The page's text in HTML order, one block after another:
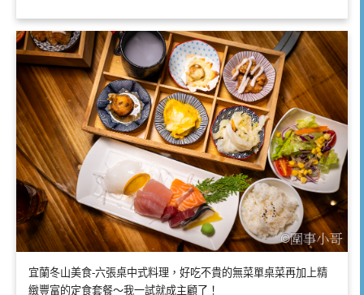
宜蘭冬山美食-六張桌中式料理，好吃不貴的無菜單桌菜再加上精
緻豐富的定食套餐～我一試就成主顧了！